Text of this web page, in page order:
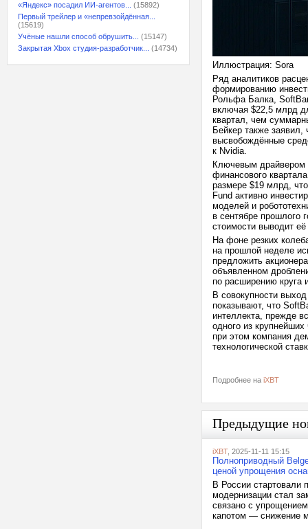
«Яндекс» посадил ИИ-агентов...
(15892)
Первый трейлер и «непревзойдённая...
(15619)
Учёные нашли способ обрушить...
(15147)
Закрытая Xbox студия-разработчик...
(14734)
Иллюстрация: Sora
Ряд аналитиков
формированию
Рольфа Балка,
включая $22,5 млрд
квартал, чем
Бейкер также
высвобождённые
к Nvidia.
Ключевым драйвером
финансового
размере $19 млрд,
Fund активно
моделей и
в сентябре прошлого
стоимости выводит
На фоне резких
на прошлой неделе
предложить
объявленном
по расширению круга
В совокупности
показывают, что
интеллекта, прежде
одного из
при этом компания
технологической
Подробнее на iXBT
Предыдущие
iXBT, 2025-11-11 15:15
Полноприводный
ценой упрощения
В России стартовали
модернизации стал
связано с
капотом — снижение